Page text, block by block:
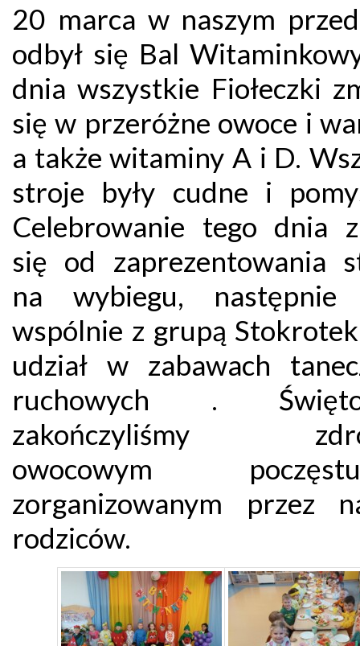
20 marca w naszym
odbył się Bal
dnia wszystkie Fiołeczki
się w przeróżne owoce i
a także witaminy A i D.
stroje były cudne i
Celebrowanie tego dnia
się od zaprezentowania
na wybiegu, następnie
wspólnie z grupą
udział w zabawach
ruchowych .
zakończyliśmy
owocowym
zorganizowanym przez
rodziców.